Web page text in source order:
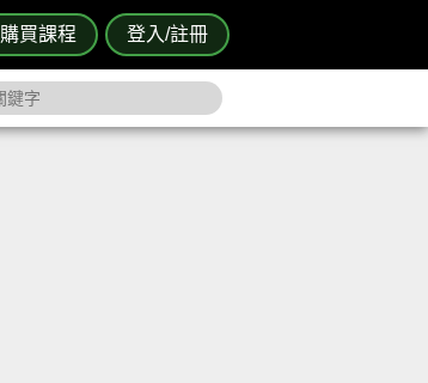
購買課程 登入/註冊